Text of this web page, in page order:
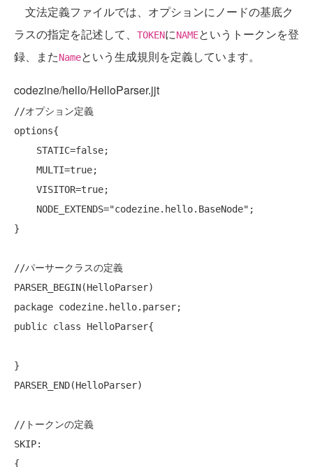
文法定義ファイルでは、オプションにノードの基底ク
ラスの指定を記述して、
TOKENにNAMEというトークンを登
録、またNameという生成規則を定義しています。
codezine/hello/HelloParser.jjt
//オプション定義
options{
    STATIC=
false;
    MULTI=
true;
    VISITOR=
true;
    NODE_EXTENDS=
"codezine.hello.BaseNode" ;
}
//パーサークラスの定義
package
public class HelloParser{
}
PARSER_END(HelloParser)
//トークンの定義
SKIP:
{